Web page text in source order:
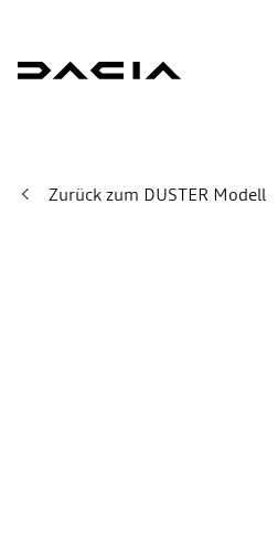
Zurück zum DUSTER Modell